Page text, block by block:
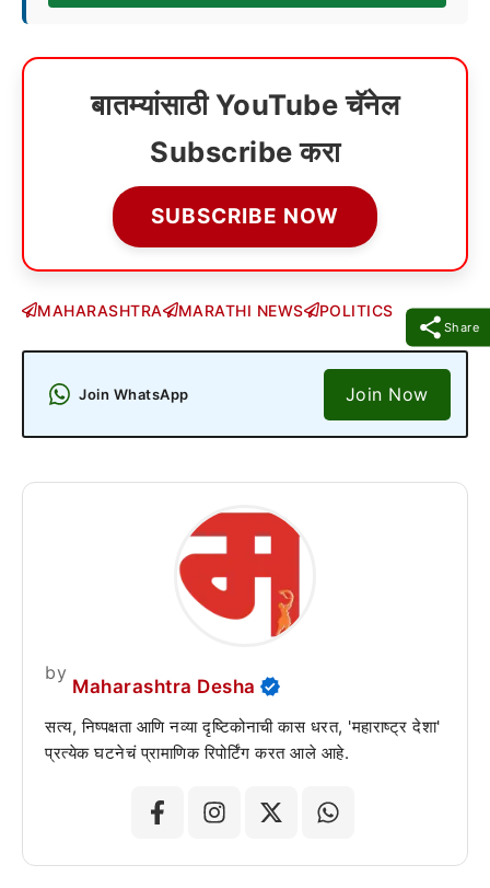
Share
बातम्यांसाठी YouTube चॅनेल
Subscribe करा
SUBSCRIBE NOW
MAHARASHTRA MARATHI NEWS POLITICS
Join WhatsApp Join Now
by
Maharashtra Desha
सत्य, निष्पक्षता आणि नव्या दृष्टिकोनाची कास धरत, 'महाराष्ट्र देशा'
प्रत्येक घटनेचं प्रामाणिक रिपोर्टिंग करत आले आहे.